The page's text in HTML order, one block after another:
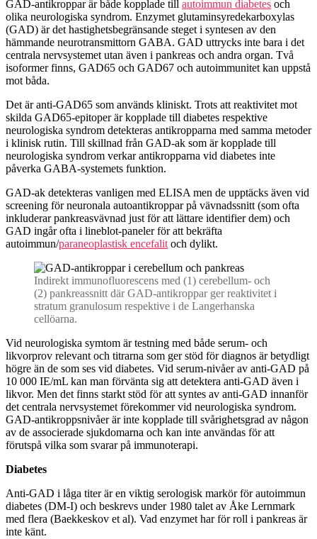
GAD-antikroppar är både kopplade till autoimmun diabetes och
olika neurologiska syndrom. Enzymet glutaminsyredekarboxylas
(GAD) är det hastighetsbegränsande steget i syntesen av den
hämmande neurotransmittorn GABA. GAD uttrycks inte bara i det
centrala nervsystemet utan även i pankreas och andra organ. Två
isoformer finns, GAD65 och GAD67 och autoimmunitet kan uppstå
mot båda.
Det är anti-GAD65 som används kliniskt. Trots att reaktivitet mot
skilda GAD65-epitoper är kopplade till diabetes respektive
neurologiska syndrom detekteras antikropparna med samma metoder
i klinisk rutin. Till skillnad från GAD-ak som är kopplade till
neurologiska syndrom verkar antikropparna vid diabetes inte
påverka GABA-systemets funktion.
GAD-ak detekteras vanligen med ELISA men de upptäcks även vid
screening för neuronala autoantikroppar på vävnadssnitt (som ofta
inkluderar pankreasvävnad just för att lättare identifier dem) och
GAD ingår ofta i lineblot-paneler för att bekräfta
autoimmun/paraneoplastisk encefalit och dylikt.
Indirekt immunofluorescens med (1) cerebellum- och
(2) pankreassnitt där GAD-antikroppar ger reaktivitet i
stratum granulosum respektive i de Langerhanska
cellöarna.
Vid neurologiska symtom är testning med både serum- och
likvorprov relevant och titrarna som ger stöd för diagnos är betydligt
högre än de som ses vid diabetes. Vid serum-nivåer av anti-GAD på
10 000 IE/mL kan man förvänta sig att detektera anti-GAD även i
likvor. Men det finns starkt stöd för att syntes av anti-GAD innanför
det centrala nervsystemet förekommer vid neurologiska syndrom.
GAD-antikroppsnivåer är inte kopplade till svårighetsgrad av någon
av de associerade sjukdomarna och kan inte användas för att
förutspå vilka som svarar på immunoterapi.
Diabetes
Anti-GAD i låga titer är en viktig serologisk markör för autoimmun
diabetes (DM-I) och beskrevs under 1980 talet av Åke Lernmark
med flera (Baekkeskov et al). Vad enzymet har för roll i pankreas är
inte känt.